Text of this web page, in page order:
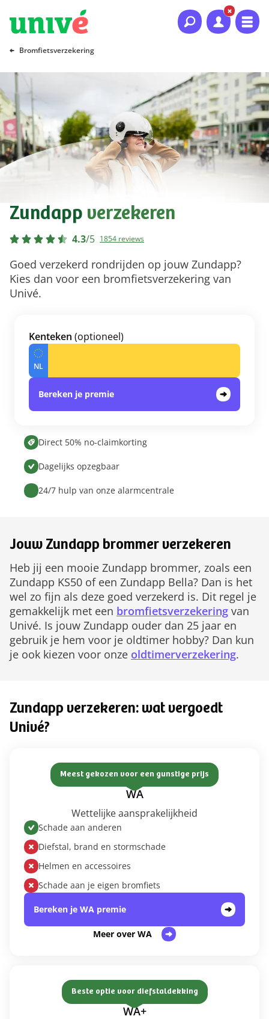
Naar hoofdinhoud
Naar hoofdnavigatie
Naar footer
Bromfietsverzekering
Zundapp verzekeren
4.3/5 1854 reviews
Goed verzekerd rondrijden op jouw Zundapp?
Kies dan voor een bromfietsverzekering van
Univé.
Kenteken (optioneel)
Bereken je premie
Direct 50% no-claimkorting
Dagelijks opzegbaar
24/7 hulp van onze alarmcentrale
Jouw Zundapp brommer verzekeren
Heb jij een mooie Zundapp brommer, zoals een
Zundapp KS50 of een Zundapp Bella? Dan is het
wel zo fijn als deze goed verzekerd is. Dit regel je
gemakkelijk met een bromfietsverzekering van
Univé. Is jouw Zundapp ouder dan 25 jaar en
gebruik je hem voor je oldtimer hobby? Dan kun
je ook kiezen voor onze oldtimerverzekering.
Zundapp verzekeren: wat vergoedt
Univé?
Meest gekozen voor een gunstige prijs
WA
Wettelijke aansprakelijkheid
Schade aan anderen
Diefstal, brand en stormschade
Helmen en accessoires
Schade aan je eigen bromfiets
Bereken je WA premie
Meer over WA
Beste optie voor diefstaldekking
WA+